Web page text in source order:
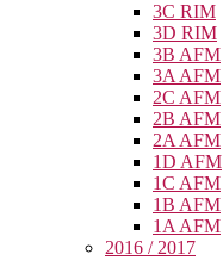
3C RIM
3D RIM
3B AFM
3A AFM
2C AFM
2B AFM
2A AFM
1D AFM
1C AFM
1B AFM
1A AFM
2016 / 2017